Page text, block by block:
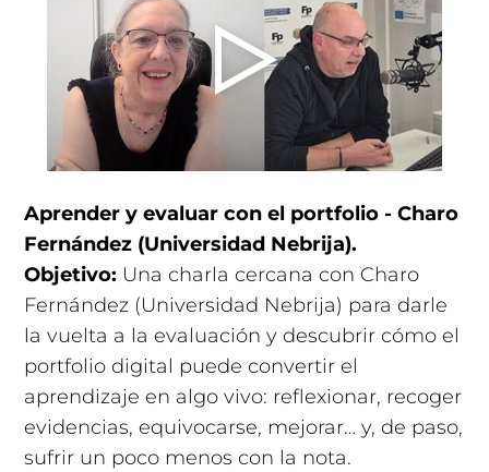
Aprender y evaluar con el portfolio - Charo
Fernández (Universidad Nebrija).
Objetivo: Una charla cercana con Charo
Fernández (Universidad Nebrija) para darle
la vuelta a la evaluación y descubrir cómo el
portfolio digital puede convertir el
aprendizaje en algo vivo: reflexionar, recoger
evidencias, equivocarse, mejorar… y, de paso,
sufrir un poco menos con la nota.